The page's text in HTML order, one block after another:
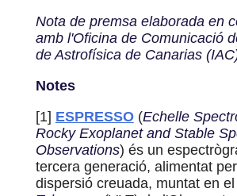
Nota de premsa elaborada en
amb l'Oficina de Comunicació
de Astrofísica de Canarias
Notes
[1] ESPRESSO(Echelle
Rocky Exoplanet and Stable
Observations) és un
tercera generació, alimentat
dispersió creuada, muntat en el